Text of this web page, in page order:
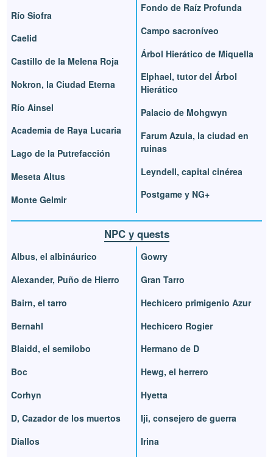
Río Siofra
Caelid
Castillo de la Melena Roja
Nokron, la Ciudad Eterna
Río Ainsel
Academia de Raya Lucaria
Lago de la Putrefacción
Meseta Altus
Monte Gelmir
Fondo de Raíz Profunda
Campo sacroníveo
Árbol Hierático de Miquella
Elphael, tutor del Árbol
Hierático
Palacio de Mohgwyn
Farum Azula, la ciudad en
ruinas
Leyndell, capital cinérea
Postgame y NG+
NPC y quests
Albus, el albináurico
Alexander, Puño de Hierro
Bairn, el tarro
Bernahl
Blaidd, el semilobo
Boc
Corhyn
D, Cazador de los muertos
Diallos
Gowry
Gran Tarro
Hechicero primigenio Azur
Hechicero Rogier
Hermano de D
Hewg, el herrero
Hyetta
Iji, consejero de guerra
Irina